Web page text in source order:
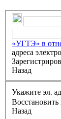
«УГТЭ» в
адреса
Назад
Укажите эл.
Восстановить
Назад